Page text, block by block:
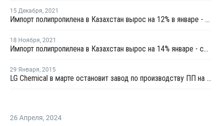
15 Декабря, 2021
Импорт полипропилена в Казахстан вырос на 12% в январе - октябре, экспорт вырос на 34%
18 Ноября, 2021
Импорт полипропилена в Казахстан вырос на 14% январе - сентябре, экспорт вырос на 49%
29 Января, 2015
LG Chemical в марте остановит завод по производству ПП на профилактику
26 Апреля, 2024